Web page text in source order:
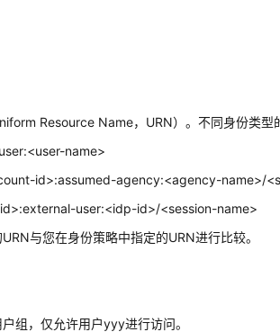
Resource Name，URN）。不同身份类型
name>
id>:assumed-agency:<agency-name>/
user:<idp-id>/<session-name>
与您在身份策略中指定的URN进行比较。
组，仅允许用户yyy进行访问。